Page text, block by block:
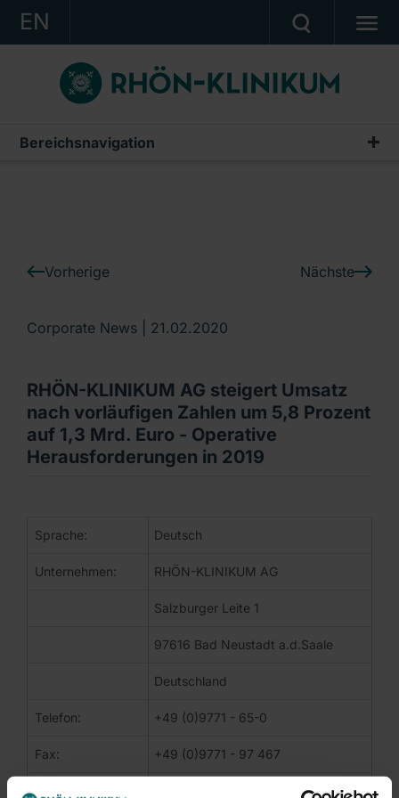
EN
KONZERN
KLINIKEN
KARRIERE
Ein Unternehmen der RHÖN-KLINIKUM AG
Bereichsnavigation
IR-News
Vorherige Nächste
Corporate News | 21.02.2020
RHÖN-KLINIKUM AG steigert Umsatz
nach vorläufigen Zahlen um 5,8 Prozent
auf 1,3 Mrd. Euro - Operative
Herausforderungen in 2019
- 2019 verstärkt operative Herausforderungen an einigen
Deutsch
RHÖN-KLINIKUM AG
Salzburger Leite 1
97616 Bad Neustadt a.d.Saale
Deutschland
+49 (0)9771 - 65-0
+49 (0)9771 - 97 467
rka@rhoen-klinikum-ag.com
Sprache:
Unternehmen:
Telefon:
Fax:
E-Mail: